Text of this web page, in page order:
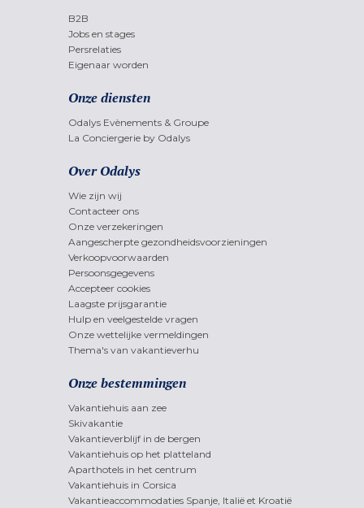
B2B
Jobs en stages
Persrelaties
Eigenaar worden
Onze diensten
Odalys Evènements & Groupe
La Conciergerie by Odalys
Over Odalys
Wie zijn wij
Contacteer ons
Onze verzekeringen
Aangescherpte gezondheidsvoorzieningen
Verkoopvoorwaarden
Persoonsgegevens
Accepteer cookies
Laagste prijsgarantie
Hulp en veelgestelde vragen
Onze wettelijke vermeldingen
Thema's van vakantieverhu
Onze bestemmingen
Vakantiehuis aan zee
Skivakantie
Vakantieverblijf in de bergen
Vakantiehuis op het platteland
Aparthotels in het centrum
Vakantiehuis in Corsica
Vakantieaccommodaties Spanje, Italië et Kroatië